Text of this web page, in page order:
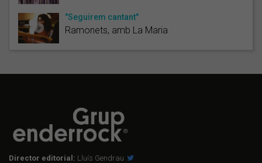
"Seguirem cantant"
Ramonets, amb La Maria
Director editorial: Lluís Gendrau